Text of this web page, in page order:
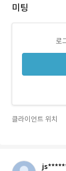
미팅
로
클라이언트 위치